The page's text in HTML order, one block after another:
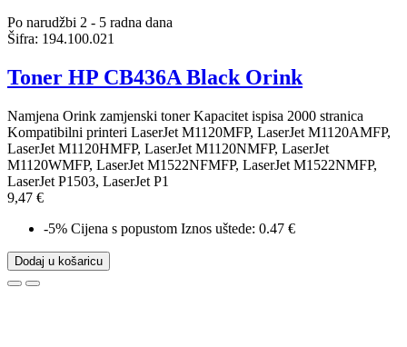
Po narudžbi 2 - 5 radna dana
Šifra: 194.100.021
Toner HP CB436A Black Orink
Namjena Orink zamjenski toner Kapacitet ispisa 2000 stranica
Kompatibilni printeri LaserJet M1120MFP, LaserJet M1120AMFP,
LaserJet M1120HMFP, LaserJet M1120NMFP, LaserJet
M1120WMFP, LaserJet M1522NFMFP, LaserJet M1522NMFP,
LaserJet P1503, LaserJet P1
9,47 €
-5% Cijena s popustom Iznos uštede: 0.47 €
Dodaj u košaricu